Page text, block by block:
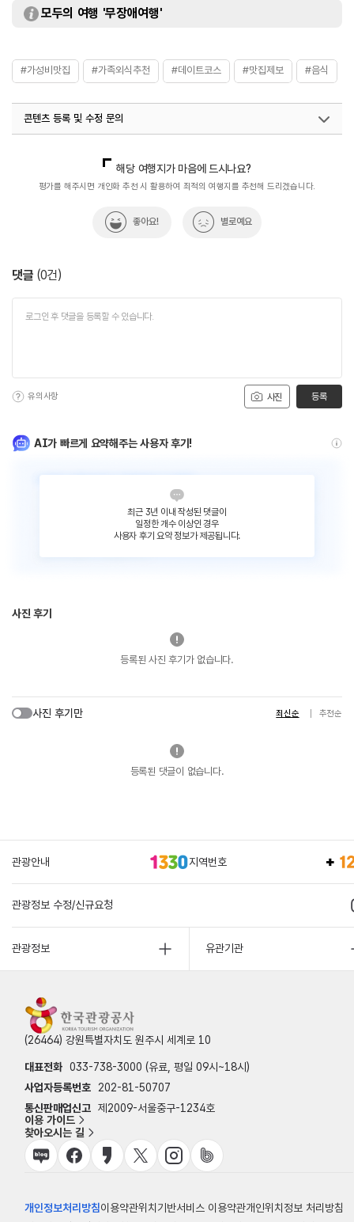
모두의 여행 '무장애여행'
#가성비맛집 #가족외식추천 #데이트코스 #맛집제보 #음식
콘텐츠 등록 및 수정 문의
해당 여행지가 마음에 드시나요?
평가를 해주시면 개인화 추천 시 활용하여 최적의 여행지를 추천해 드리겠습니다.
좋아요! 별로예요
댓글 (0건)
사진
유의사항 등록
AI가 빠르게 요약해주는 사용자 후기!
최근 3년 이내 작성된 댓글이
일정한 개수 이상인 경우
사용자 후기 요약 정보가 제공됩니다.
사진 후기
등록된 사진 후기가 없습니다.
사진 후기만 최신순 추천순
등록된 댓글이 없습니다.
관광안내 지역번호
관광정보 수정/신규요청
관광정보 유관기관
(26464) 강원특별자치도 원주시 세계로 10
대표전화 033-738-3000 (유료, 평일 09시~18시)
사업자등록번호
202-81-50707
통신판매업신고 제2009-서울중구-1234호
이용 가이드
찾아오시는 길
개인정보처리방침이용약관위치기반서비스 이용약관개인위치정보 처리방침